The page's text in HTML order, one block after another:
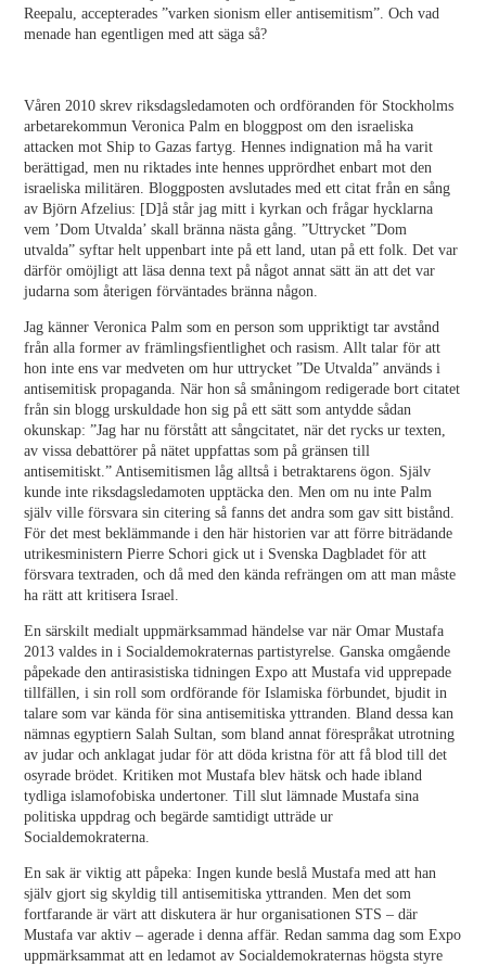
Reepalu, accepterades ”varken sionism eller antisemitism”. Och vad
menade han egentligen med att säga så?
Våren 2010 skrev riksdagsledamoten och ordföranden för Stockholms
arbetarekommun Veronica Palm en bloggpost om den israeliska
attacken mot Ship to Gazas fartyg. Hennes indignation må ha varit
berättigad, men nu riktades inte hennes upprördhet enbart mot den
israeliska militären. Bloggposten avslutades med ett citat från en sång
av Björn Afzelius: [D]å står jag mitt i kyrkan och frågar hycklarna
vem ’Dom Utvalda’ skall bränna nästa gång. ”Uttrycket ”Dom
utvalda” syftar helt uppenbart inte på ett land, utan på ett folk. Det var
därför omöjligt att läsa denna text på något annat sätt än att det var
judarna som återigen förväntades bränna någon.
Jag känner Veronica Palm som en person som uppriktigt tar avstånd
från alla former av främlingsfientlighet och rasism. Allt talar för att
hon inte ens var medveten om hur uttrycket ”De Utvalda” används i
antisemitisk propaganda. När hon så småningom redigerade bort citatet
från sin blogg urskuldade hon sig på ett sätt som antydde sådan
okunskap: ”Jag har nu förstått att sångcitatet, när det rycks ur texten,
av vissa debattörer på nätet uppfattas som på gränsen till
antisemitiskt.” Antisemitismen låg alltså i betraktarens ögon. Själv
kunde inte riksdagsledamoten upptäcka den. Men om nu inte Palm
själv ville försvara sin citering så fanns det andra som gav sitt bistånd.
För det mest beklämmande i den här historien var att förre biträdande
utrikesministern Pierre Schori gick ut i Svenska Dagbladet för att
försvara textraden, och då med den kända refrängen om att man måste
ha rätt att kritisera Israel.
En särskilt medialt uppmärksammad händelse var när Omar Mustafa
2013 valdes in i Socialdemokraternas partistyrelse. Ganska omgående
påpekade den antirasistiska tidningen Expo att Mustafa vid upprepade
tillfällen, i sin roll som ordförande för Islamiska förbundet, bjudit in
talare som var kända för sina antisemitiska yttranden. Bland dessa kan
nämnas egyptiern Salah Sultan, som bland annat förespråkat utrotning
av judar och anklagat judar för att döda kristna för att få blod till det
osyrade brödet. Kritiken mot Mustafa blev hätsk och hade ibland
tydliga islamofobiska undertoner. Till slut lämnade Mustafa sina
politiska uppdrag och begärde samtidigt utträde ur
Socialdemokraterna.
En sak är viktig att påpeka: Ingen kunde beslå Mustafa med att han
själv gjort sig skyldig till antisemitiska yttranden. Men det som
fortfarande är värt att diskutera är hur organisationen STS – där
Mustafa var aktiv – agerade i denna affär. Redan samma dag som Expo
uppmärksammat att en ledamot av Socialdemokraternas högsta styre